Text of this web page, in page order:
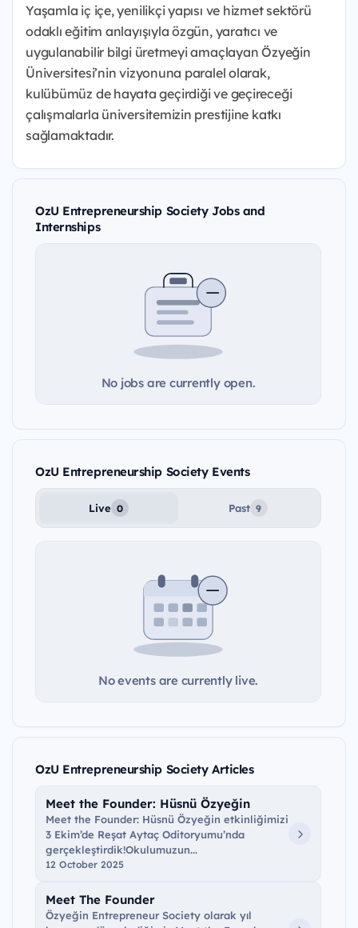
Yaşamla iç içe, yenilikçi yapısı ve hizmet sektörü
odaklı eğitim anlayışıyla özgün, yaratıcı ve
uygulanabilir bilgi üretmeyi amaçlayan Özyeğin
Üniversitesi’nin vizyonuna paralel olarak,
kulübümüz de hayata geçirdiği ve geçireceği
çalışmalarla üniversitemizin prestijine katkı
sağlamaktadır.
OzU Entrepreneurship Society Jobs and
Internships
No jobs are currently open.
OzU Entrepreneurship Society Events
Live 0 Past 9
No events are currently live.
OzU Entrepreneurship Society Articles
Meet the Founder: Hüsnü Özyeğin
Meet the Founder: Hüsnü Özyeğin etkinliğimizi
3 Ekim’de Reşat Aytaç Oditoryumu’nda
gerçekleştirdik!Okulumuzun...
12 October 2025
Meet The Founder
Özyeğin Entrepreneur Society olarak yıl